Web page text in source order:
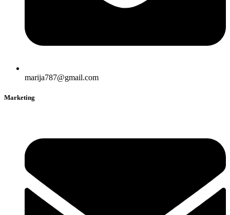
marija787@gmail.com
Marketing